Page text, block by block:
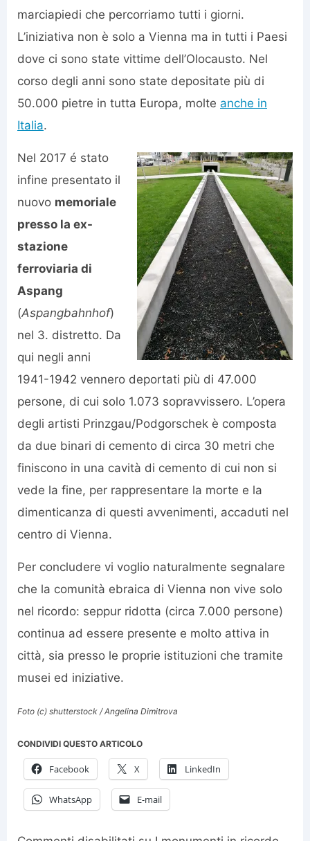
marciapiedi che percorriamo tutti i giorni.
L’iniziativa non è solo a Vienna ma in tutti i Paesi
dove ci sono state vittime dell’Olocausto. Nel
corso degli anni sono state depositate più di
50.000 pietre in tutta Europa, molte anche in
Italia.
Nel 2017 é stato
infine presentato il
nuovo memoriale
presso la ex-
stazione
ferroviaria di
Aspang
(Aspangbahnhof)
nel 3. distretto. Da
qui negli anni
1941-1942 vennero deportati più di 47.000
persone, di cui solo 1.073 sopravvissero. L’opera
degli artisti Prinzgau/Podgorschek è composta
da due binari di cemento di circa 30 metri che
finiscono in una cavità di cemento di cui non si
vede la fine, per rappresentare la morte e la
dimenticanza di questi avvenimenti, accaduti nel
centro di Vienna.
Per concludere vi voglio naturalmente segnalare
che la comunità ebraica di Vienna non vive solo
nel ricordo: seppur ridotta (circa 7.000 persone)
continua ad essere presente e molto attiva in
città, sia presso le proprie istituzioni che tramite
musei ed iniziative.
Foto (c) shutterstock / Angelina Dimitrova
CONDIVIDI QUESTO ARTICOLO
Facebook X LinkedIn
WhatsApp E-mail